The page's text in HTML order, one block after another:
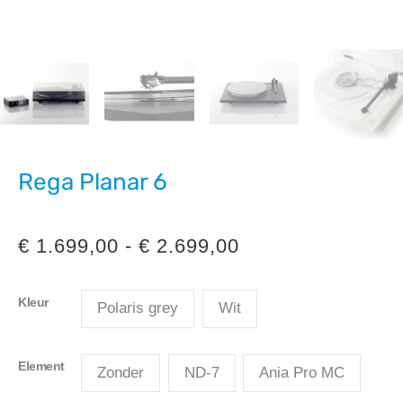
Rega Planar 6
€ 1.699,00 - € 2.699,00
tot
€ 2.699,00
Kleur Polaris grey Wit
Element Zonder ND-7 Ania Pro MC